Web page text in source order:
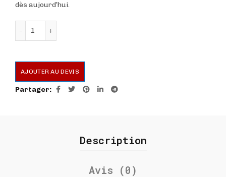
dès aujourd’hui.
AJOUTER AU DEVIS
Partager
Description
Avis (0)